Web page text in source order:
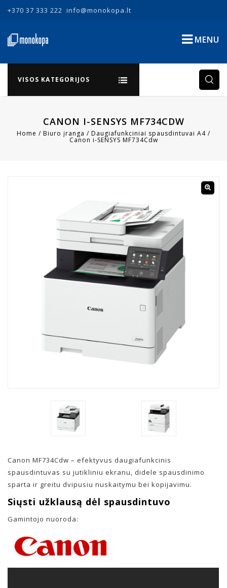
+370 37 333 222 info@monokopa.lt
MENU
VISOS KATEGORIJOS
CANON I-SENSYS MF734CDW
Home / Biuro įranga / Daugiafunkciniai spausdintuvai A4 /
Canon i-SENSYS MF734Cdw
Canon MF734Cdw – efektyvus daugiafunkcinis
spausdintuvas su jutikliniu ekranu, didele spausdinimo
sparta ir greitu dvipusiu nuskaitymu bei kopijavimu.
Siųsti užklausą dėl spausdintuvo
Gamintojo nuoroda: